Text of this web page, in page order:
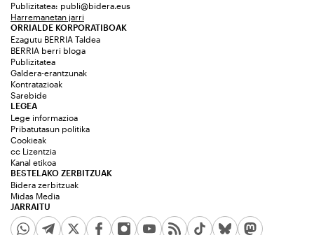
Publizitatea: publi@bidera.eus
Harremanetan jarri
ORRIALDE KORPORATIBOAK
Ezagutu BERRIA Taldea
BERRIA berri bloga
Publizitatea
Galdera-erantzunak
Kontratazioak
Sarebide
JARRAITU
LEGEA
Lege informazioa
Pribatutasun politika
Cookieak
cc Lizentzia
Kanal etikoa
BESTELAKO ZERBITZUAK
Bidera zerbitzuak
Midas Media